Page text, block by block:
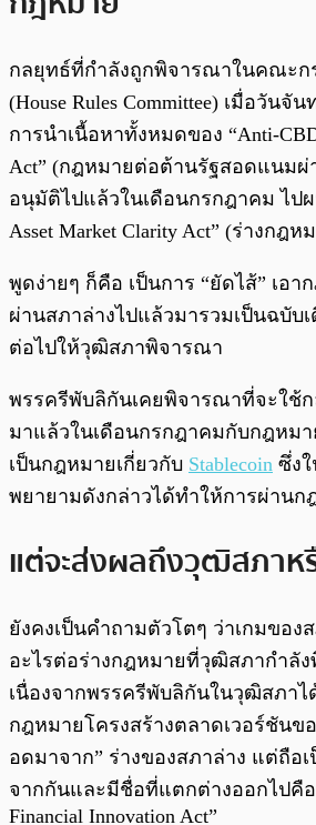
กลยุทธ์ที่กำลังถูกพิจารณาในคณะก
(House Rules Committee) เมื่อวันจั
การนำเนื้อหาทั้งหมดของ “Anti-
Act” (กฎหมายต่อต้านรัฐสอดแนมผ่
อนุมัติไปแล้วในเดือนกรกฎาคม ไปผ
Asset Market Clarity Act” (ร่างกฎ
พูดง่ายๆ ก็คือ เป็นการ “ยัดไส้” เอ
ผ่านสภาล่างไปแล้วมารวมเป็นฉบับ
ต่อไปให้วุฒิสภาพิจารณา
พรรครีพับลิกันเคยพิจารณาที่จะใช้
มาแล้วในเดือนกรกฎาคมกับกฎหมา
เป็นกฎหมายเกี่ยวกับ Stablecoin ซึ่ง
พยายามดังกล่าวได้ทำให้การผ่านก
แต่จะส่งผลถึงวุฒิสภาห
ยังคงเป็นคำถามตัวโตๆ ว่าเกมของ
อะไรต่อร่างกฎหมายที่วุฒิสภากำลั
เนื่องจากพรรครีพับลิกันในวุฒิสภาไ
กฎหมายโครงสร้างตลาดเวอร์ชันข
อดมาจาก” ร่างของสภาล่าง แต่ถือ
จากกันและมีชื่อที่แตกต่างออกไปคือ
Financial Innovation Act”